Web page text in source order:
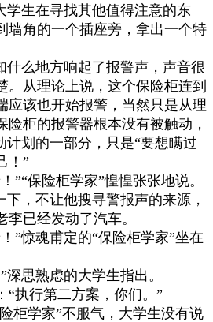
学生在寻找其他值得注意的东
墙角的一个插座旁，拿出一个特
什么地方响起了报警声，声音很
。从理论上说，这个保险柜连到
应该也开始报警，当然只是从理
险柜的报警器根本没有被触动，
计划的一部分，只是“要想瞒过
！ ”
”“保险柜学家”惶惶张张地说。
下，不让他搜寻警报声的来源，
已经发动了汽车。
”惊魂甫定的“保险柜学家”坐在
”深思熟虑的大学生指出。
“执行第二方案，你们。 ”
柜学家”不服气，大学生没有说